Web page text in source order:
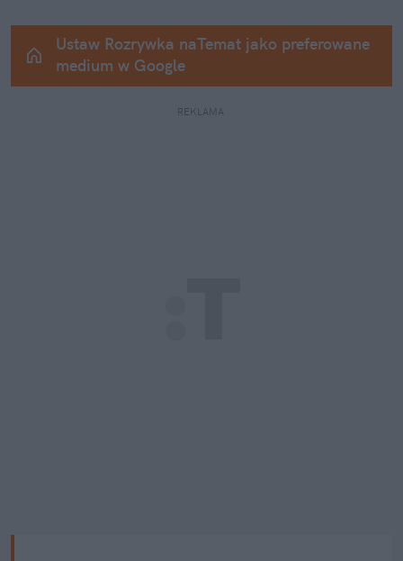
Ustaw Rozrywka naTemat jako preferowane
medium w Google
REKLAMA